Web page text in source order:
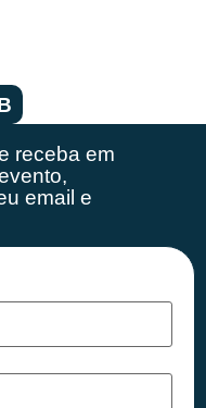
receba em
email e